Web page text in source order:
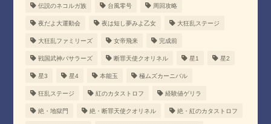
伝説のネコルガ族 台風零号 周回攻略
夜だよ大運動会 夜は短し夢みよ乙女 大狂乱ステージ
大狂乱ファミリーズ 女帝飛来 完成前
戦国武神バサラーズ 断罪天使クオリネル 星1 星2
星3 星4 本能玉 極ムズカーニバル
狂乱ステージ 紅のカタストロフ 経験値ゲリラ
絶・地獄門 絶・断罪天使クオリネル 絶・紅のカタストロフ